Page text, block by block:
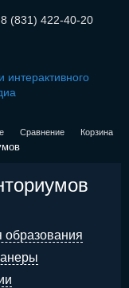
8 (831) 422-40-20
Корзина
Сравнение